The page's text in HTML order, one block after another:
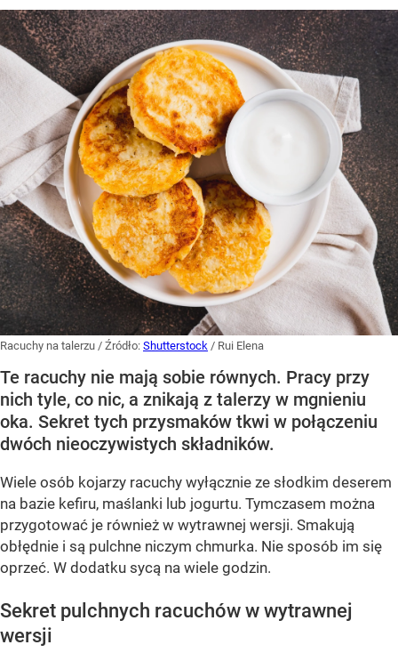
Racuchy na talerzu / Źródło: Shutterstock / Rui Elena
Te racuchy nie mają sobie równych. Pracy przy
nich tyle, co nic, a znikają z talerzy w mgnieniu
oka. Sekret tych przysmaków tkwi w połączeniu
dwóch nieoczywistych składników.
Wiele osób kojarzy racuchy wyłącznie ze słodkim deserem
na bazie kefiru, maślanki lub jogurtu. Tymczasem można
przygotować je również w wytrawnej wersji. Smakują
obłędnie i są pulchne niczym chmurka. Nie sposób im się
oprzeć. W dodatku sycą na wiele godzin.
Sekret pulchnych racuchów w wytrawnej
wersji